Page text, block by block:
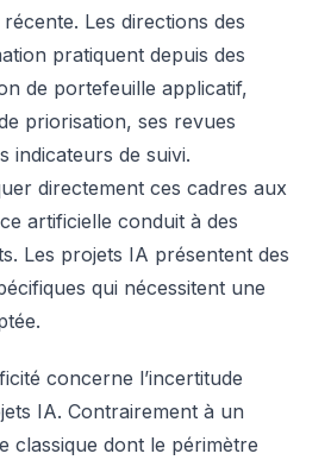
Les directions des
pratiquent depuis des
de portefeuille applicatif,
priorisation, ses revues
indicateurs de suivi.
directement ces cadres aux
artificielle conduit à des
Les projets IA présentent des
qui nécessitent une
concerne l’incertitude
IA. Contrairement à un
classique dont le périmètre